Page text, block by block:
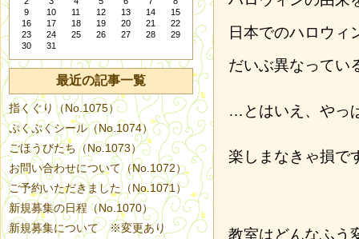
日本でのハロウィ
だいぶ異なってい
…とはいえ、やっ
楽しまなきゃ損で
教室はどんなふう
9
10 11 12 13 14
15
16
17 18 19 20 21
22
23
24 25 26 27 28
29
30
31
最近の記事一覧
指くぐり（No.1075）
ぷくぷくシール（No.1074）
ごほうびたち（No.1073）
お問い合わせについて（No.1072）
ご予約いただきました（No.1071）
新規募集の日程（No.1070）
新規募集について ※変更あり